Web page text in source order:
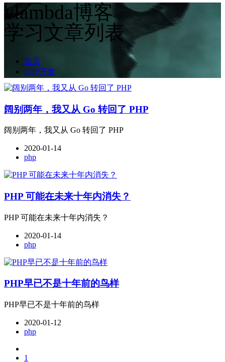
vlambda博客
学习文章列表
首页
PHP开发
阔别两年，我又从 Go 转回了 PHP
阔别两年，我又从 Go 转回了 PHP
2020-01-14
php
PHP 可能在未来十年内消失？
PHP 可能在未来十年内消失？
2020-01-14
php
PHP早已不是十年前的鸟样
PHP早已不是十年前的鸟样
2020-01-12
php
1